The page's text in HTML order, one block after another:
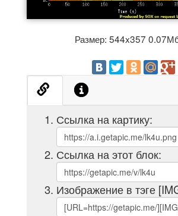
Размер: 544x357
Ссылка на картику:
Ссылка на этот блок:
Изображение в тэге